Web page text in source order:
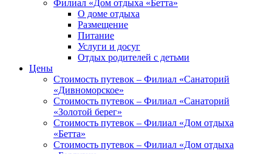
Филиал «Дом отдыха «Бетта»
О доме отдыха
Размещение
Питание
Услуги и досуг
Отдых родителей с детьми
Цены
Стоимость путевок – Филиал «Санаторий
«Дивноморское»
Стоимость путевок – Филиал «Санаторий
«Золотой берег»
Стоимость путевок – Филиал «Дом отдыха
«Бетта»
Стоимость путевок – Филиал «Дом отдыха